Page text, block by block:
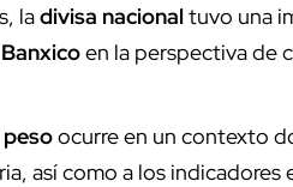
ladivisa nacionaltuvo una
Banxicoen la perspectiva de
ocurre en un contexto
así como a los